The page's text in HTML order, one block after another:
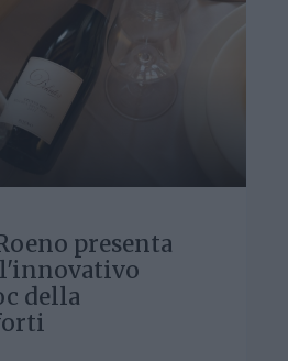
presenta
l'innovativo
della